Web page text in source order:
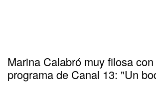
Marina Calabró muy filosa
programa de Canal 13: "Un